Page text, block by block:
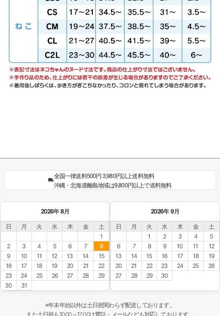
全国一律送料500円 3,980円以上送料無料
沖縄・北海道離島地域は9,800円以上で送料無料
2026年 8月
日 月 火 水 木 金
土
1
2
3 4 5 6 7
8
9
10 11 12 13 14
15
16
17 18 19 20 21
22
23
24 25 26 27 28
29
30
31
2026年 9月
日 月 火 水 木 金
土
1
2 3 4
5
6
7 8 9 10 11
12
13
14 15 16 17 18
19
20
21 22 23 24 25
26
27
28 29 30
※年末年始以外は土日祝関わらず配送しております。
また土日祝も10:00～17:00は電話・メールなども対応しております。